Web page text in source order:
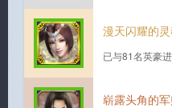
漫天闪耀的
已与81名英豪进
崭露头角的